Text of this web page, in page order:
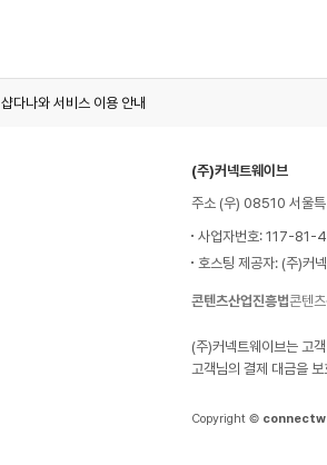
샵다나와 서비스 이용 안내
(주)커넥트웨이브
주소 (우) 08510 서울
사업자번호: 117-81-
호스팅 제공자: (주)커
콘텐츠산업진흥법콘텐
(주)커넥트웨이브는 고
고객님의 결제 대금을
Copyright ©